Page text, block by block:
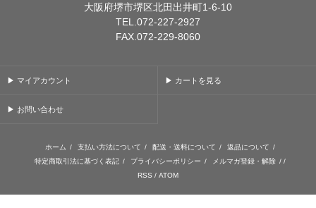
大阪府堺市堺区北田出井町1-6-10
TEL.072-227-2927
FAX.072-229-8060
▶ マイアカウント ▶ カートを見る
▶ お問い合わせ
ホーム / 支払い方法について / 配送・送料について / 返品について /
特定商取引法に基づく表記 / プライバシーポリシー / メルマガ登録・解除 / /
RSS / ATOM